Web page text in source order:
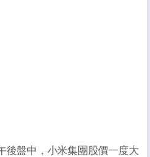
後盤中，小米集團股價一度大